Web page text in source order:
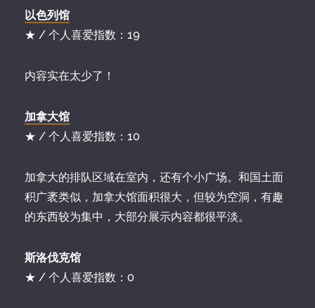
以色列馆
★ / 个人喜爱指数：19
内容实在太少了！
加拿大馆
★ / 个人喜爱指数：10
加拿大的排队区域在室内，还有个小广场。和国土面
积广袤类似，加拿大馆面积很大，但较为空洞，有趣
的东西较为集中，大部分展示内容都很平淡。
斯洛伐克馆
★ / 个人喜爱指数：0